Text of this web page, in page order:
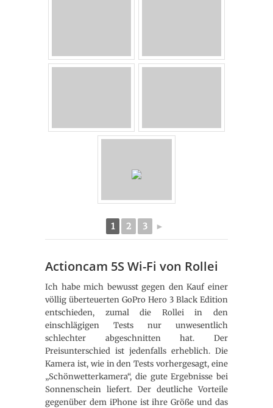
1 2 3 ►
Actioncam 5S Wi-Fi von Rollei
Ich habe mich bewusst gegen den Kauf einer
völlig überteuerten GoPro Hero 3 Black Edition
entschieden, zumal die Rollei in den
einschlägigen Tests nur unwesentlich
schlechter abgeschnitten hat. Der
Preisunterschied ist jedenfalls erheblich. Die
Kamera ist, wie in den Tests vorhergesagt, eine
„Schönwetterkamera“, die gute Ergebnisse bei
Sonnenschein liefert. Der deutliche Vorteile
gegenüber dem iPhone ist ihre Größe und das